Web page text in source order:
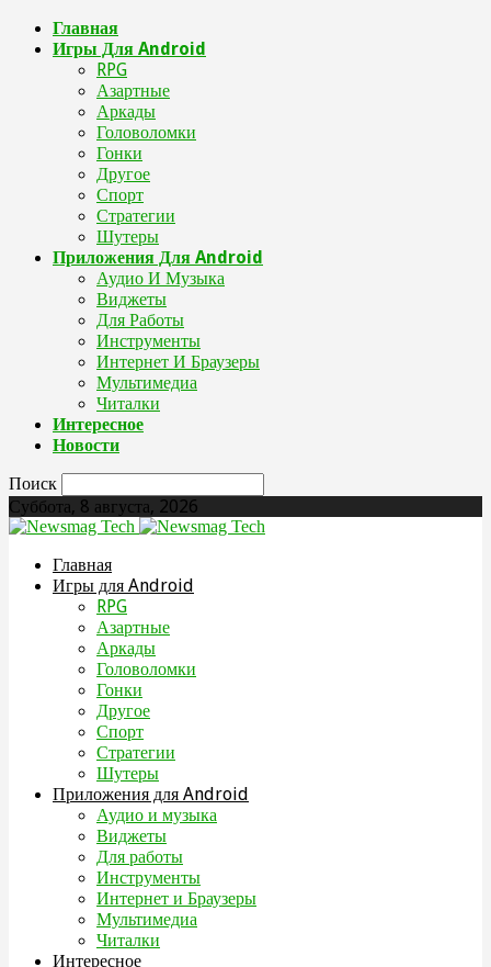
Главная
Игры Для Android
RPG
Азартные
Аркады
Головоломки
Гонки
Другое
Спорт
Стратегии
Шутеры
Приложения Для Android
Аудио И Музыка
Виджеты
Для Работы
Инструменты
Интернет И Браузеры
Мультимедиа
Читалки
Интересное
Новости
Поиск
Суббота, 8 августа, 2026
Главная
Игры для Android
RPG
Азартные
Аркады
Головоломки
Гонки
Другое
Спорт
Стратегии
Шутеры
Приложения для Android
Аудио и музыка
Виджеты
Для работы
Инструменты
Интернет и Браузеры
Мультимедиа
Читалки
Интересное